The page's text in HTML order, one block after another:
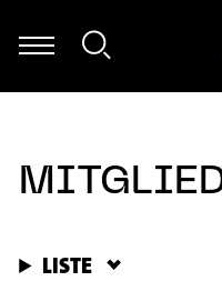
Dierksen - Folke Rabe:
LISTE